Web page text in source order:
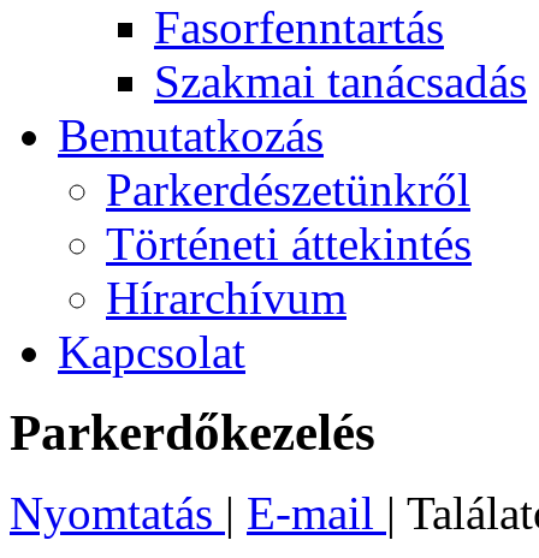
Fasorfenntartás
Szakmai tanácsadás
Bemutatkozás
Parkerdészetünkről
Történeti áttekintés
Hírarchívum
Kapcsolat
Parkerdőkezelés
Nyomtatás | E-mail |